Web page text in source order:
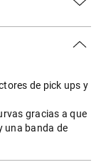
de pick ups y
gracias a que
una banda de